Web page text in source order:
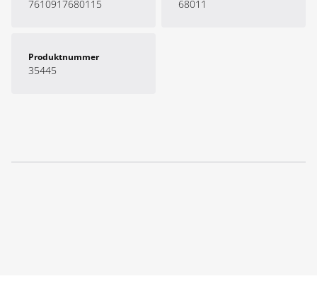
7610917680115 68011
Produktnummer
35445